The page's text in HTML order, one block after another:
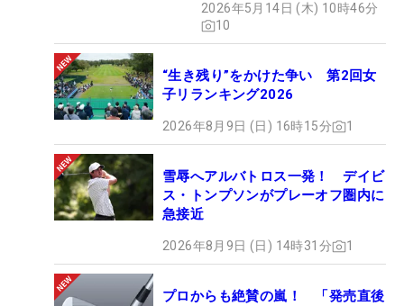
2026年5月14日 (木) 10時46分
10
“生き残り”をかけた争い 第2回女
子リランキング2026
2026年8月9日 (日) 16時15分 1
雪辱へアルバトロス一発！ デイビ
ス・トンプソンがプレーオフ圏内に
急接近
2026年8月9日 (日) 14時31分 1
プロからも絶賛の嵐！ 「発売直後